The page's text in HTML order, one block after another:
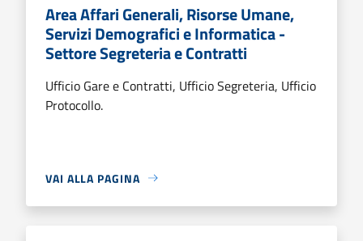
Area Affari Generali, Risorse Umane,
Servizi Demografici e Informatica -
Settore Segreteria e Contratti
Ufficio Gare e Contratti, Ufficio Segreteria, Ufficio
Protocollo.
VAI ALLA PAGINA